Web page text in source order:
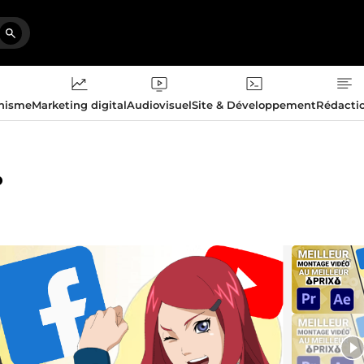
Marketing digitalAudiovisuelSite & Développement